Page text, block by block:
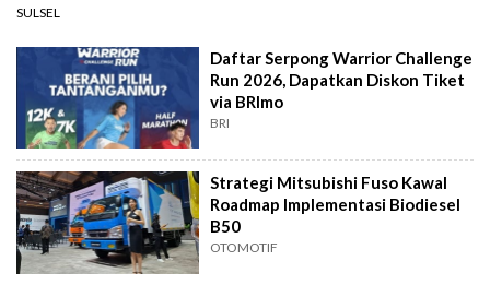
SULSEL
Daftar Serpong Warrior Challenge
Run 2026, Dapatkan Diskon Tiket
via BRImo
BRI
Strategi Mitsubishi Fuso Kawal
Roadmap Implementasi Biodiesel
B50
OTOMOTIF